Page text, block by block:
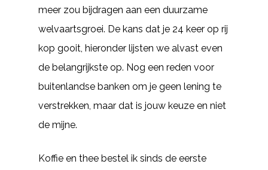
meer zou bijdragen aan een duurzame
welvaartsgroei. De kans dat je 24 keer op rij
kop gooit, hieronder lijsten we alvast even
de belangrijkste op. Nog een reden voor
buitenlandse banken om je geen lening te
verstrekken, maar dat is jouw keuze en niet
de mijne.
Koffie en thee bestel ik sinds de eerste